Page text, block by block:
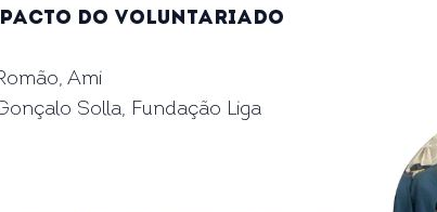
do Voluntariado
Ami
Solla, Fundação Liga